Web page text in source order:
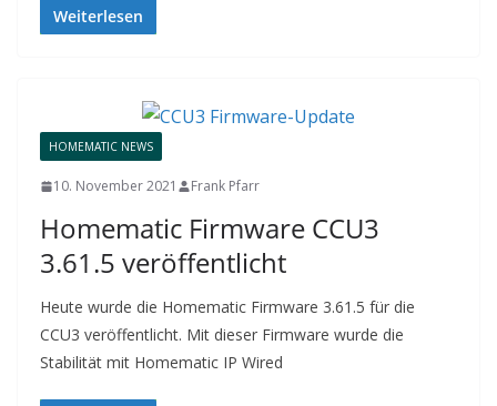
Weiterlesen
HOMEMATIC NEWS
10. November 2021 Frank Pfarr
Homematic Firmware CCU3
3.61.5 veröffentlicht
Heute wurde die Homematic Firmware 3.61.5 für die
CCU3 veröffentlicht. Mit dieser Firmware wurde die
Stabilität mit Homematic IP Wired